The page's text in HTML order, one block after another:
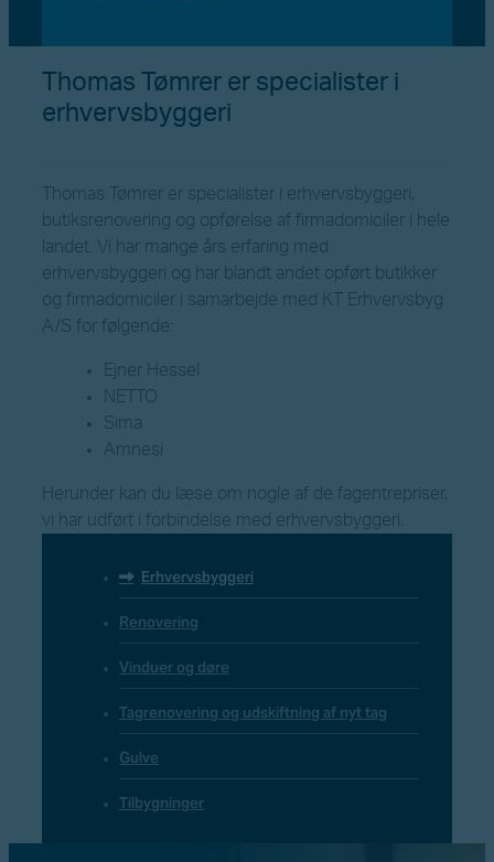
Thomas Tømrer er specialister i
erhvervsbyggeri
Thomas Tømrer er specialister i erhvervsbyggeri,
butiksrenovering og opførelse af firmadomiciler i hele
landet. Vi har mange års erfaring med
erhvervsbyggeri og har blandt andet opført butikker
og firmadomiciler i samarbejde med KT Erhvervsbyg
A/S for følgende:
Ejner Hessel
NETTO
Sima
Amnesi
Herunder kan du læse om nogle af de fagentrepriser,
vi har udført i forbindelse med erhvervsbyggeri.
Erhvervsbyggeri
Renovering
Vinduer og døre
Tagrenovering og udskiftning af nyt tag
Gulve
Tilbygninger